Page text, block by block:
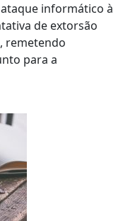
informático à
de extorsão
remetendo
para a